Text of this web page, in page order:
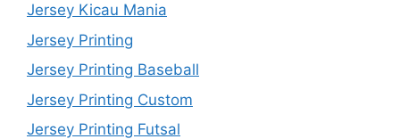
Jersey Kicau Mania
Jersey Printing
Jersey Printing Baseball
Jersey Printing Custom
Jersey Printing Futsal